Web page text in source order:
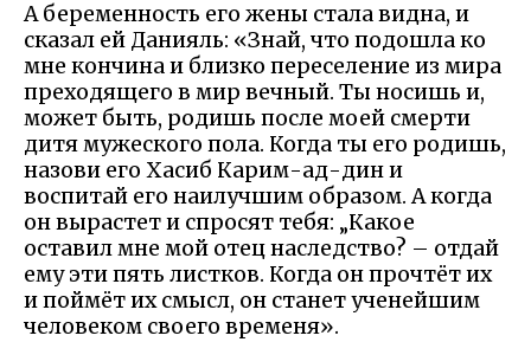
А беременность его жены стала видна, и
сказал ей Данияль: «Знай, что подошла ко
мне кончина и близко переселение из мира
преходящего в мир вечный. Ты носишь и,
может быть, родишь после моей смерти
дитя мужеского пола. Когда ты его родишь,
назови его Хасиб Карим-ад-дин и
воспитай его наилучшим образом. А когда
он вырастет и спросят тебя: „Какое
оставил мне мой отец наследство? – отдай
ему эти пять листков. Когда он прочтёт их
и поймёт их смысл, он станет ученейшим
человеком своего временя».